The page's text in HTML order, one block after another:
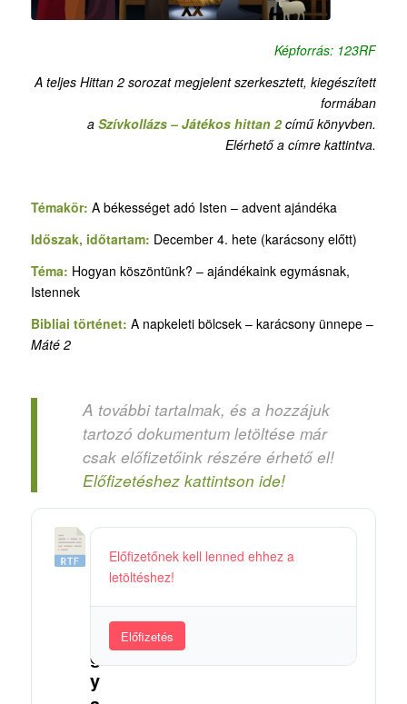
Képforrás: 123RF
A teljes Hittan 2 sorozat megjelent szerkesztett, kiegészített
formában
aSzívkollázs – Játékos hittan 2című könyvben.
Elérhető a címre kattintva.
Témakör: A békességet adó Isten – advent ajándéka
Időszak, időtartam: December 4. hete (karácsony előtt)
Téma: Hogyan köszöntünk? – ajándékaink egymásnak,
Istennek
Bibliai történet: A napkeleti bölcsek – karácsony ünnepe –
Máté 2
A további tartalmak, és a hozzájuk
tartozó dokumentum letöltése már
csak előfizetőink részére érhető el!
Előfizetéshez kattintson ide!
1
H
g
y
Előfizetőnek kell lenned ehhez a
letöltéshez!
Előfizetés